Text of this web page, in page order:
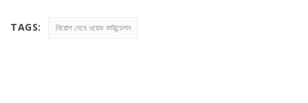
TAGS: নিয়োগ দেবে ওয়েভ ফাউন্ডেশন